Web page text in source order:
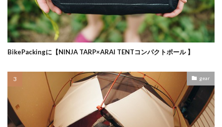
BikePackingに【NINJA TARP×ARAI TENTコンパクトポール 】
gear